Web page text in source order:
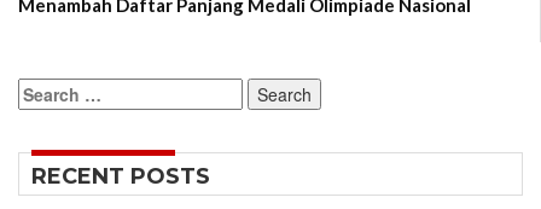
Menambah Daftar Panjang Medali Olimpiade Nasional
Search
for:
RECENT POSTS